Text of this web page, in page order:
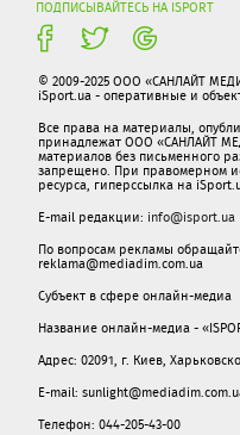
ПОДПИСЫВАЙТЕСЬ НА ISPORT
© 2009-2025 ООО «САНЛАЙТ
iSport.ua - оперативные и
Все права на материалы,
принадлежат ООО «САНЛАЙТ
материалов без письменного
запрещено. При правомерном
ресурса, гиперссылка на
E-mail редакции: info@isport.ua
По вопросам рекламы
reklama@mediadim.com.ua
Субъект в сфере онлайн-медиа
Название онлайн-медиа -
Адрес: 02091, г. Киев,
E-mail:
Телефон: 044-205-43-00